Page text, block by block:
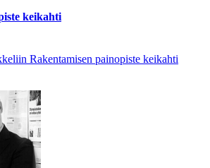
keikahti
Rakentamisen painopiste keikahti